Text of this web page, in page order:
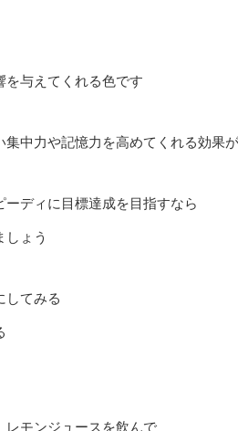
を与えてくれる色です
中力や記憶力を高めてくれる効果
ディに目標達成を目指すなら
しょう
してみる
レモンジュースを飲んで